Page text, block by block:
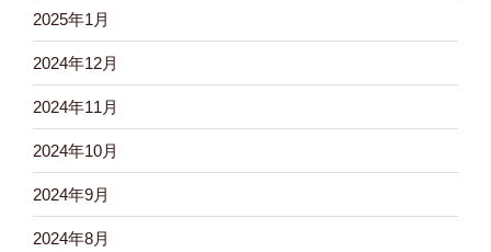
2025年1月
2024年12月
2024年11月
2024年10月
2024年9月
2024年8月